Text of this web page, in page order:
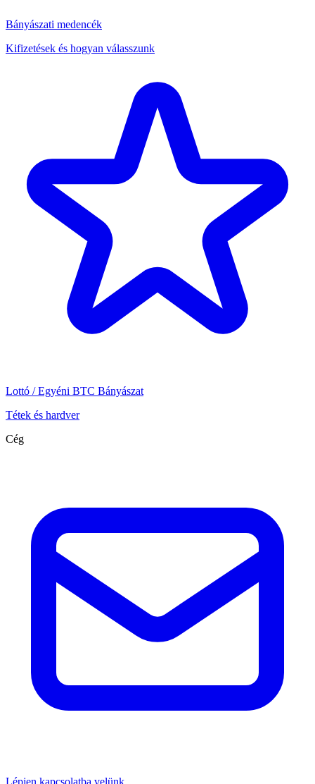
Bányászati medencék
Kifizetések és hogyan válasszunk
Lottó / Egyéni BTC Bányászat
Tétek és hardver
Cég
Lépjen kapcsolatba velünk